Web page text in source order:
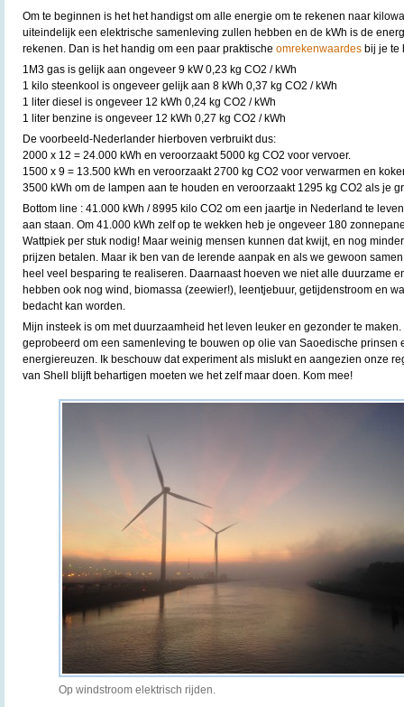
Om te beginnen is het het handigst om alle energie om te rekenen naar
uiteindelijk een elektrische samenleving zullen hebben en de kWh is de
rekenen. Dan is het handig om een paar praktische omrekenwaardes bij je te
1M3 gas is gelijk aan ongeveer 9 kW 0,23 kg CO2 / kWh
1 kilo steenkool is ongeveer gelijk aan 8 kWh 0,37 kg CO2 / kWh
1 liter diesel is ongeveer 12 kWh 0,24 kg CO2 / kWh
1 liter benzine is ongeveer 12 kWh 0,27 kg CO2 / kWh
De voorbeeld-Nederlander hierboven verbruikt dus:
2000 x 12 = 24.000 kWh en veroorzaakt 5000 kg CO2 voor vervoer.
1500 x 9 = 13.500 kWh en veroorzaakt 2700 kg CO2 voor verwarmen en
3500 kWh om de lampen aan te houden en veroorzaakt 1295 kg CO2 als je
Bottom line : 41.000 kWh / 8995 kilo CO2 om een jaartje in Nederland te
aan staan. Om 41.000 kWh zelf op te wekken heb je ongeveer 180
Wattpiek per stuk nodig! Maar weinig mensen kunnen dat kwijt, en nog
prijzen betalen. Maar ik ben van de lerende aanpak en als we gewoon
heel veel besparing te realiseren. Daarnaast hoeven we niet alle duurzame
hebben ook nog wind, biomassa (zeewier!), leentjebuur, getijdenstroom en
bedacht kan worden.
Mijn insteek is om met duurzaamheid het leven leuker en gezonder te
geprobeerd om een samenleving te bouwen op olie van Saoedische prinsen
energiereuzen. Ik beschouw dat experiment als mislukt en aangezien onze
van Shell blijft behartigen moeten we het zelf maar doen. Kom mee!
Op windstroom elektrisch rijden.